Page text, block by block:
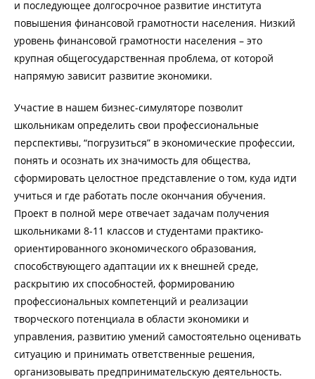
и последующее долгосрочное развитие института
повышения финансовой грамотности населения. Низкий
уровень финансовой грамотности населения – это
крупная общегосударственная проблема, от которой
напрямую зависит развитие экономики.
Участие в нашем бизнес-симуляторе позволит
школьникам определить свои профессиональные
перспективы, “погрузиться” в экономические профессии,
понять и осознать их значимость для общества,
сформировать целостное представление о том, куда идти
учиться и где работать после окончания обучения.
Проект в полной мере отвечает задачам получения
школьниками 8-11 классов и студентами практико-
ориентированного экономического образования,
способствующего адаптации их к внешней среде,
раскрытию их способностей, формированию
профессиональных компетенций и реализации
творческого потенциала в области экономики и
управления, развитию умений самостоятельно оценивать
ситуацию и принимать ответственные решения,
организовывать предпринимательскую деятельность.